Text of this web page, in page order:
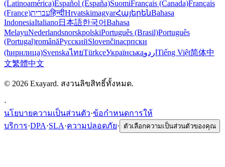
(Latinoamérica)Español (España)SuomiFrançais (Canada)Français
(France)עבריתहिन्दीHrvatskimagyarՀայերենBahasa
IndonesiaItaliano日本語한국어Bahasa
MelayuNederlandsnorskpolskiPortuguês (Brasil)Português
(Portugal)românăРусскийSlovenčinaсрпски
(ћирилица)SvenskaไทยTürkçeУкраїнськаاردو Tiếng Việt简体中
文繁體中文
© 2026 Exayard. สงวนลิขสิทธิ์ทั้งหมด.
·
นโยบายความเป็นส่วนตัว·ข้อกำหนดการให้
บริการ·DPA·SLA·ความปลอดภัย· ตัวเลือกความเป็นส่วนตัวของคุณ